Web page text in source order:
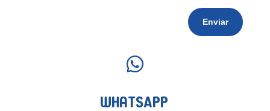
Enviar

WhatsApp